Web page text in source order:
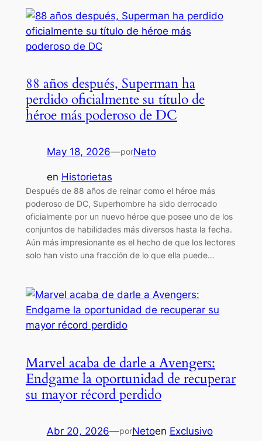
88 años después, Superman ha
perdido oficialmente su título de
héroe más poderoso de DC
May 18, 2026—porNeto
en Historietas
Después de 88 años de reinar como el héroe más
poderoso de DC, Superhombre ha sido derrocado
oficialmente por un nuevo héroe que posee uno de los
conjuntos de habilidades más diversos hasta la fecha.
Aún más impresionante es el hecho de que los lectores
solo han visto una fracción de lo que ella puede…
Marvel acaba de darle a Avengers:
Endgame la oportunidad de recuperar
su mayor récord perdido
Abr 20, 2026—porNetoen Exclusivo